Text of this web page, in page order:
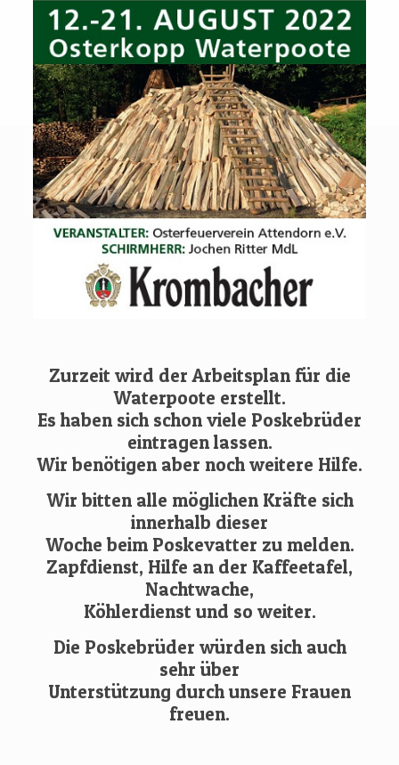
Zurzeit wird der Arbeitsplan für die
Waterpoote erstellt.
Es haben sich schon viele Poskebrüder
eintragen lassen.
Wir benötigen aber noch weitere Hilfe.
Wir bitten alle möglichen Kräfte sich
innerhalb dieser
Woche beim Poskevatter zu melden.
Zapfdienst, Hilfe an der Kaffeetafel,
Nachtwache,
Köhlerdienst und so weiter.
Die Poskebrüder würden sich auch
sehr über
Unterstützung durch unsere Frauen
freuen.